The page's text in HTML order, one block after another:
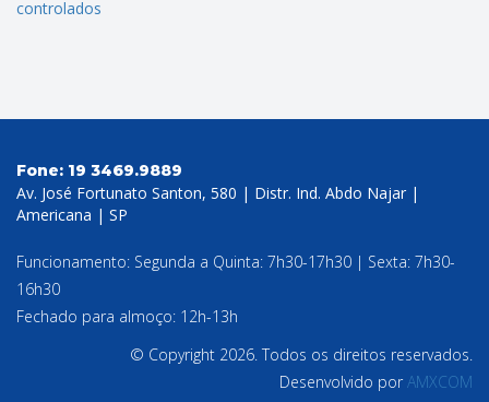
Fone: 19 3469.9889
Av. José Fortunato Santon, 580 | Distr. Ind. Abdo Najar |
Americana | SP
Funcionamento: Segunda a Quinta: 7h30-17h30 | Sexta: 7h30-
16h30
Fechado para almoço: 12h-13h
© Copyright 2026. Todos os direitos reservados.
Desenvolvido porAMXCOM